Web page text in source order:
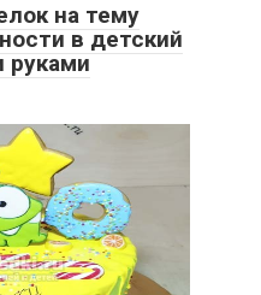
на тему
в детский
руками